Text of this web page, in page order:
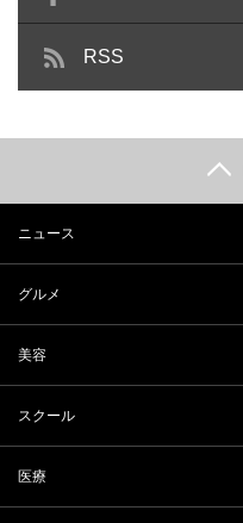
RSS
ニュース
グルメ
美容
スクール
医療